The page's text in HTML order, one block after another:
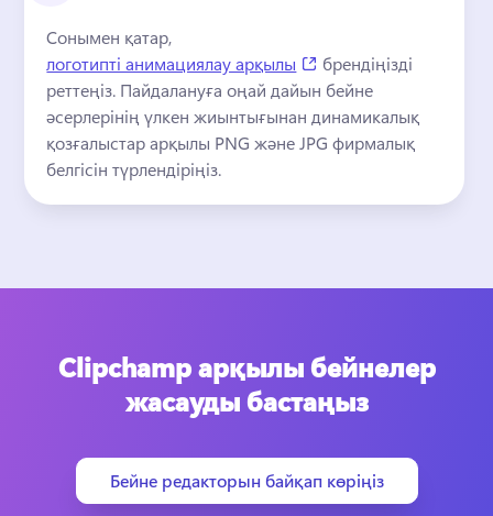
Сонымен қатар,
логотипті анимациялау арқылы
(opens in a new tab)
брендіңізді
реттеңіз. Пайдалануға оңай дайын бейне
әсерлерінің үлкен жиынтығынан динамикалық
қозғалыстар арқылы PNG және JPG фирмалық
белгісін түрлендіріңіз.
Clipchamp арқылы бейнелер
жасауды бастаңыз
Бейне редакторын байқап көріңіз